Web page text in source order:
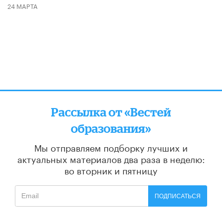
24 МАРТА
Рассылка от «Вестей
образования»
Мы отправляем подборку лучших и
актуальных материалов два раза в неделю:
во вторник и пятницу
ПОДПИСАТЬСЯ